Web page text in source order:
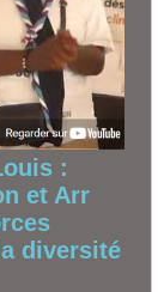
:
et Arr
diversité